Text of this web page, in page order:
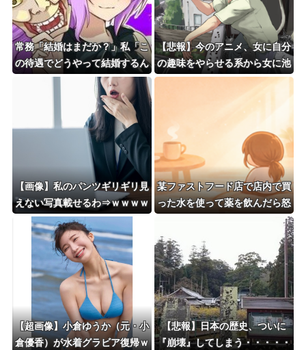
常務「結婚はまだか？」私「こ
の待遇でどうやって結婚するん
です？」→飲み会で本音を返し
たら場が静まり返って…
【悲報】今のアニメ、女に自分
の趣味をやらせる系から女に池
沼役をやらせる系へ変化
【画像】私のパンツギリギリ見
えない写真載せるわ⇒ｗｗｗｗ
ｗｗｗｗ
某ファストフード店で店内で買
った水を使って薬を飲んだら怒
【超画像】小倉ゆうか（元・小
倉優香）が水着グラビア復帰ｗ
【悲報】日本の歴史、ついに
『崩壊』してしまう・・・・・